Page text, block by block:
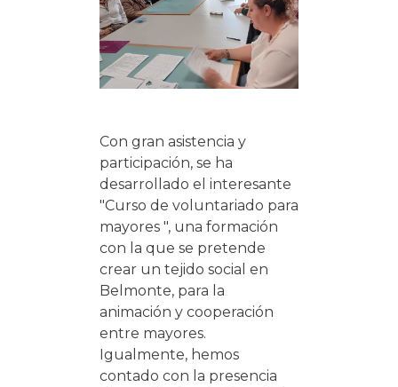
Con gran asistencia y
participación, se ha
desarrollado el interesante
"Curso de voluntariado para
mayores ", una formación
con la que se pretende
crear un tejido social en
Belmonte, para la
animación y cooperación
entre mayores.
Igualmente, hemos
contado con la presencia